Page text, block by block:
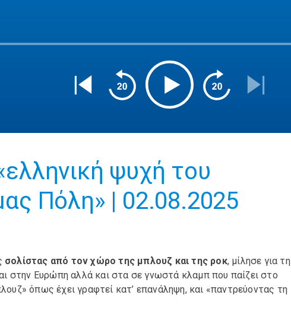
ψυχή του
Πόλη» | 02.08.2025
σολίστας από τον χώρο της μπλουζ και της ροκ, μίλησε για τη
στην Ευρώπη αλλά και στα σε γνωστά κλαμπ που παίζει στο
όπως έχει γραφτεί κατ’ επανάληψη, και «παντρεύοντας τη